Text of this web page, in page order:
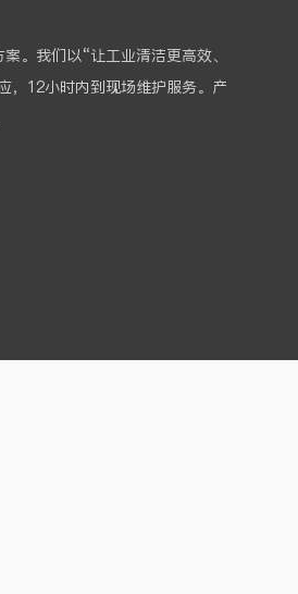
。我们以“让工业清洁更高效、
，12小时内到现场维护服务。产